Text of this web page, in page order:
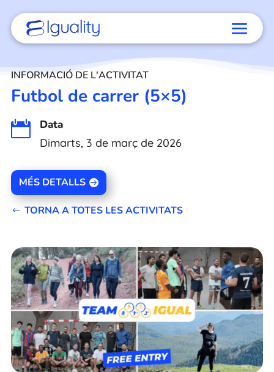
INFORMACIÓ DE L'ACTIVITAT
Futbol de carrer (5×5)

Data
Dimarts, 3 de març de 2026
MÉS DETALLS
TORNA A TOTES LES ACTIVITATS